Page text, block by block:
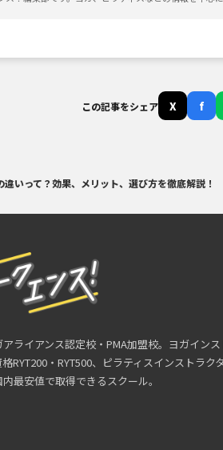
この記事をシェア X f
いって？効果、メリット、選び方を徹底解説！
ライアンス認定校・PMA加盟校。ヨガインス
RYT200・RYT500、ピラティスインストラク
最安値で取得できるスクール。